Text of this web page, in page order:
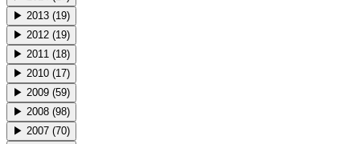
▶ 2013 (19)
▶ 2012 (19)
▶ 2011 (18)
▶ 2010 (17)
▶ 2009 (59)
▶ 2008 (98)
▶ 2007 (70)